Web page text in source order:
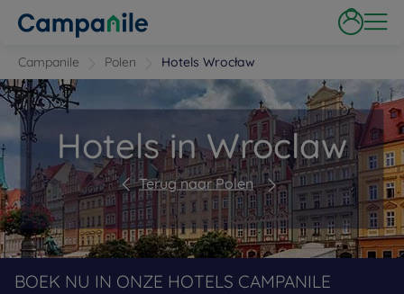
Campanile Polen Hotels Wrocław
Hotels in Wroclaw
Terug naar Polen
BOEK NU IN ONZE HOTELS CAMPANILE